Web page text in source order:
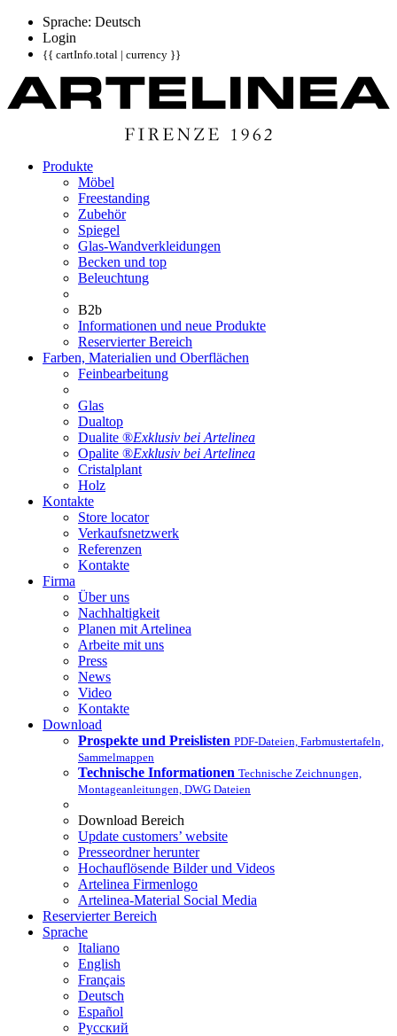
Sprache: Deutsch
Login
{{ cartInfo.total | currency }}
Produkte
Möbel
Freestanding
Zubehör
Spiegel
Glas-Wandverkleidungen
Becken und top
Beleuchtung
B2b
Informationen und neue Produkte
Reservierter Bereich
Farben, Materialien und Oberflächen
Feinbearbeitung
Glas
Dualtop
Dualite ®Exklusiv bei Artelinea
Opalite ®Exklusiv bei Artelinea
Cristalplant
Holz
Kontakte
Store locator
Verkaufsnetzwerk
Referenzen
Kontakte
Firma
Über uns
Nachhaltigkeit
Planen mit Artelinea
Arbeite mit uns
Press
News
Video
Kontakte
Download
Prospekte und Preislisten PDF-Dateien, Farbmustertafeln,
Sammelmappen
Technische Informationen Technische Zeichnungen,
Montageanleitungen, DWG Dateien
Download Bereich
Update customers’ website
Presseordner herunter
Hochauflösende Bilder und Videos
Artelinea Firmenlogo
Artelinea-Material Social Media
Reservierter Bereich
Sprache
Italiano
English
Français
Deutsch
Español
Pусский